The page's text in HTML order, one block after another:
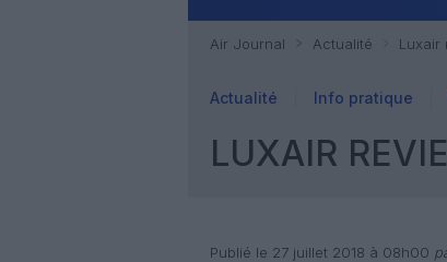
Air Journal Actualité Luxair
Actualité Info pratique
LUXAIR
Publié le 27 juillet 2018 à 08h00